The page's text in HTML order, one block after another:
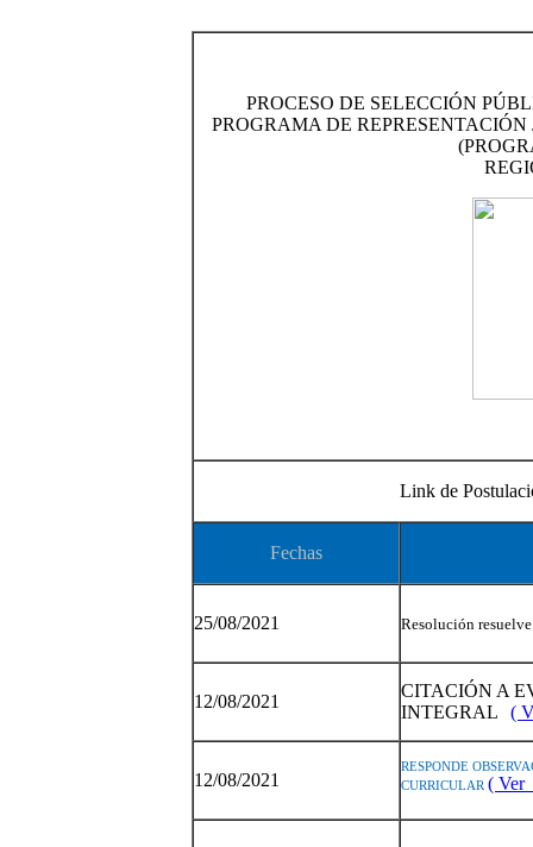
PROCESO DE SELECCIÓN
PROGRAMA DE
Link de
Fechas
25/08/2021 Resolución
12/08/2021
CITACIÓN A
INTEGRAL
(
12/08/2021
RESPONDE
CURRICULAR ( Ver